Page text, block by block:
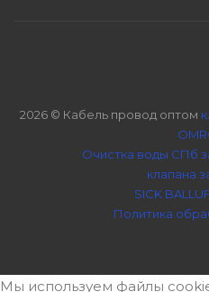
2026 © Кабель провод оптом
Очистка воды СПб
клапана
SICK
Политика
Мы используем файлы